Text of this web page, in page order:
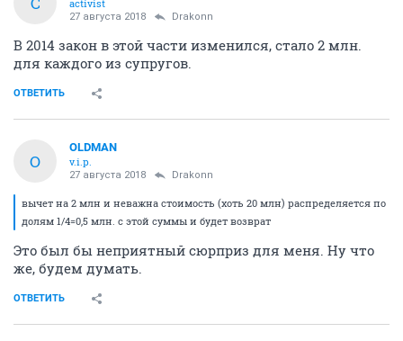
activist
27 августа 2018 Drakonn
В 2014 закон в этой части изменился, стало 2 млн.
для каждого из супругов.
ОТВЕТИТЬ
O
OLDMAN
v.i.p.
27 августа 2018 Drakonn
вычет на 2 млн и неважна стоимость (хоть 20 млн) распределяется по
долям 1/4=0,5 млн. с этой суммы и будет возврат
Это был бы неприятный сюрприз для меня. Ну что
же, будем думать.
ОТВЕТИТЬ